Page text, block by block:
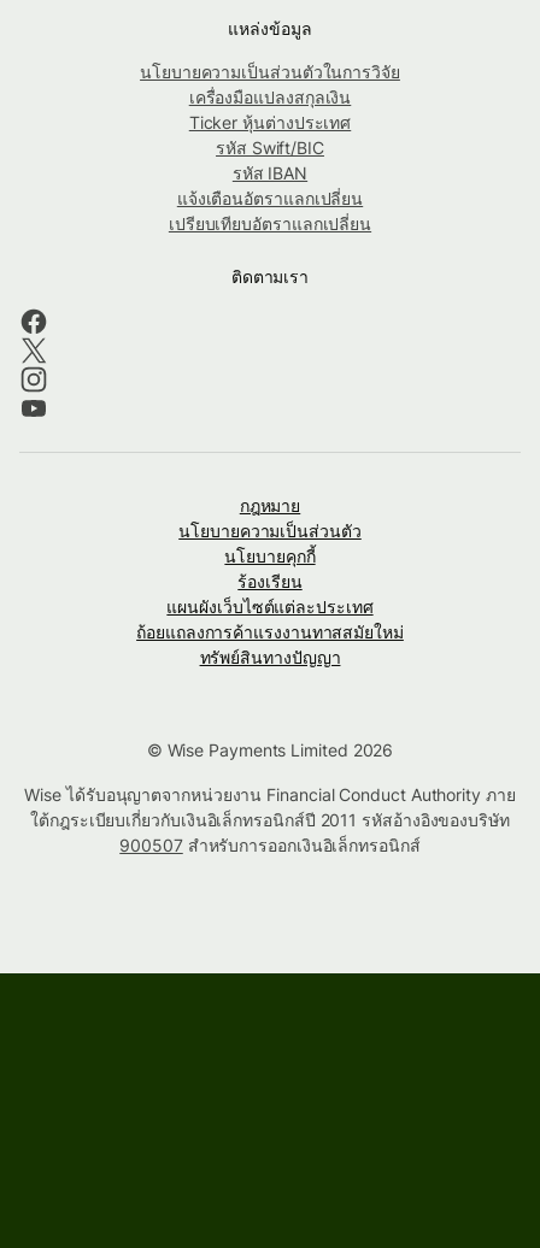
แหล่งข้อมูล
นโยบายความเป็นส่วนตัวในการวิจัย
เครื่องมือแปลงสกุลเงิน
Ticker หุ้นต่างประเทศ
รหัส Swift/BIC
รหัส IBAN
แจ้งเตือนอัตราแลกเปลี่ยน
เปรียบเทียบอัตราแลกเปลี่ยน
ติดตามเรา
กฎหมาย
นโยบายความเป็นส่วนตัว
นโยบายคุกกี้
ร้องเรียน
แผนผังเว็บไซต์แต่ละประเทศ
ถ้อยแถลงการค้าแรงงานทาสสมัยใหม่
ทรัพย์สินทางปัญญา
© Wise Payments Limited 2026
Wise ได้รับอนุญาตจากหน่วยงาน Financial Conduct Authority ภาย
ใต้กฎระเบียบเกี่ยวกับเงินอิเล็กทรอนิกส์ปี 2011 รหัสอ้างอิงของบริษัท
900507สำหรับการออกเงินอิเล็กทรอนิกส์